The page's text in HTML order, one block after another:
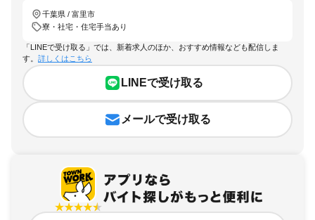
千葉県 / 富里市
寮・社宅・住宅手当あり
「LINEで受け取る」では、新着求人のほか、おすすめ情報なども配信しま
す。 詳しくはこちら
LINEで受け取る
メールで受け取る